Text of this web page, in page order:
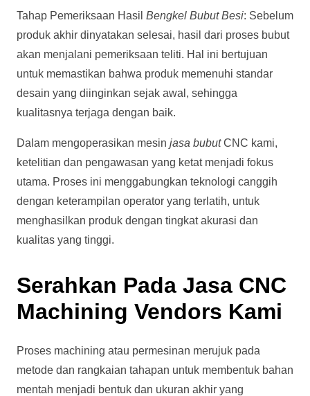
Tahap Pemeriksaan Hasil Bengkel Bubut Besi: Sebelum
produk akhir dinyatakan selesai, hasil dari proses bubut
akan menjalani pemeriksaan teliti. Hal ini bertujuan
untuk memastikan bahwa produk memenuhi standar
desain yang diinginkan sejak awal, sehingga
kualitasnya terjaga dengan baik.
Dalam mengoperasikan mesin jasa bubutCNC kami,
ketelitian dan pengawasan yang ketat menjadi fokus
utama. Proses ini menggabungkan teknologi canggih
dengan keterampilan operator yang terlatih, untuk
menghasilkan produk dengan tingkat akurasi dan
kualitas yang tinggi.
Serahkan Pada Jasa CNC
Machining Vendors Kami
Proses machining atau permesinan merujuk pada
metode dan rangkaian tahapan untuk membentuk bahan
mentah menjadi bentuk dan ukuran akhir yang